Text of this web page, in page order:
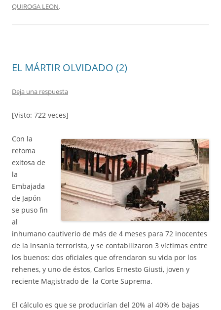
e
o
k
er
QUIROGA LEON.
EL MÁRTIR OLVIDADO (2)
Deja una respuesta
[Visto: 722 veces]
Con la
retoma
exitosa de
la
Embajada
de Japón
se puso fin
al
inhumano cautiverio de más de 4 meses para 72 inocentes
de la insania terrorista, y se contabilizaron 3 víctimas entre
los buenos: dos oficiales que ofrendaron su vida por los
rehenes, y uno de éstos, Carlos Ernesto Giusti, joven y
reciente Magistrado de la Corte Suprema.
El cálculo es que se producirían del 20% al 40% de bajas